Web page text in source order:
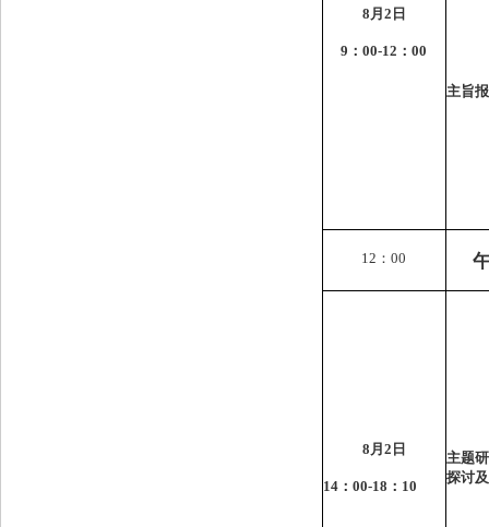
8 月 2 日
9 ： 00-12 ： 00
主旨
12 ： 00
8 月 2 日
14： 00-18 ： 10
主题
探讨